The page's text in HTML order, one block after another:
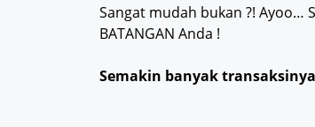
Sangat mudah bukan ?! Ayoo…
BATANGAN Anda !
Semakin banyak